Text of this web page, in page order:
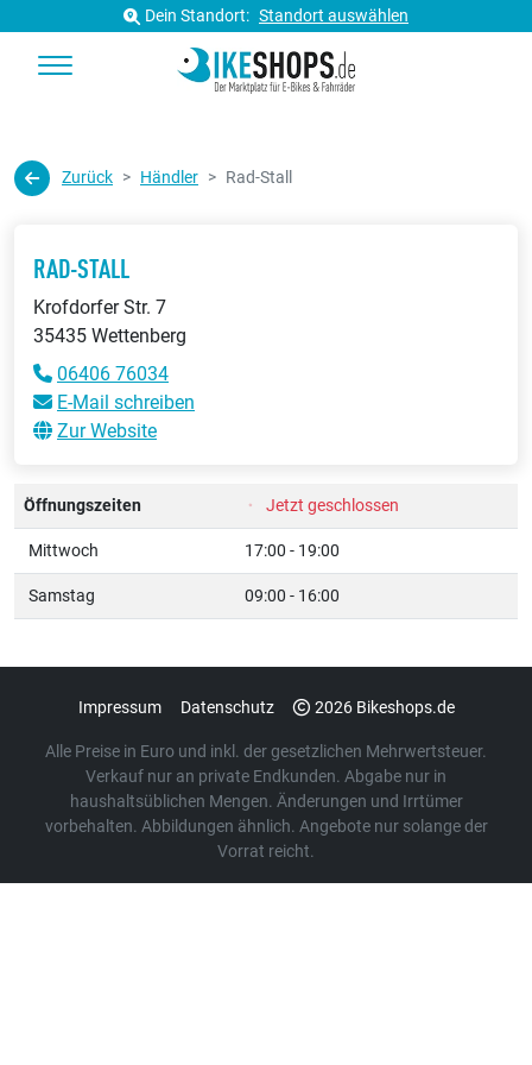
Dein Standort: Standort auswählen
Zurück Händler Rad-Stall
RAD-STALL
Krofdorfer Str. 7
35435 Wettenberg
06406 76034
E-Mail schreiben
Zur Website
Öffnungszeiten Jetzt geschlossen
Mittwoch 17:00 - 19:00
Samstag 09:00 - 16:00
Impressum Datenschutz 2026 Bikeshops.de
Alle Preise in Euro und inkl. der gesetzlichen Mehrwertsteuer.
Verkauf nur an private Endkunden. Abgabe nur in
haushaltsüblichen Mengen. Änderungen und Irrtümer
vorbehalten. Abbildungen ähnlich. Angebote nur solange der
Vorrat reicht.